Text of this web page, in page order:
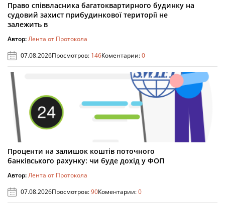
Право співвласника багатоквартирного будинку на
судовий захист прибудинкової території не
залежить в
Автор:Лента от Протокола
07.08.2026Просмотров: 146Коментарии:0
Проценти на залишок коштів поточного
банківського рахунку: чи буде дохід у ФОП
Автор:Лента от Протокола
07.08.2026Просмотров:90Коментарии:0